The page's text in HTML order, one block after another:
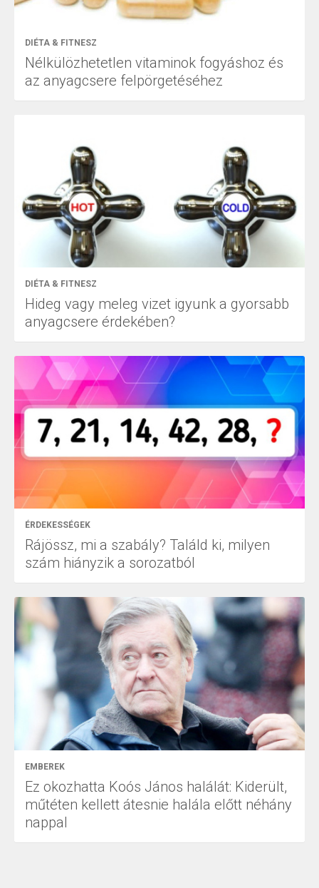
DIÉTA & FITNESZ
Nélkülözhetetlen vitaminok fogyáshoz és
az anyagcsere felpörgetéséhez
DIÉTA & FITNESZ
Hideg vagy meleg vizet igyunk a gyorsabb
anyagcsere érdekében?
ÉRDEKESSÉGEK
Rájössz, mi a szabály? Találd ki, milyen
szám hiányzik a sorozatból
EMBEREK
Ez okozhatta Koós János halálát: Kiderült,
műtéten kellett átesnie halála előtt néhány
nappal